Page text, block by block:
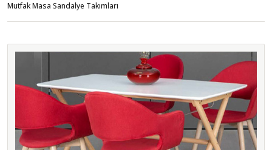
Mutfak Masa Sandalye Takımları